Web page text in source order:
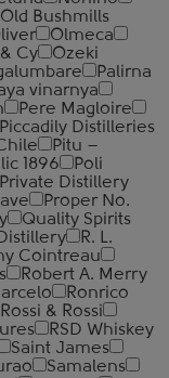
Old Bushmills
Olmeca
Cy
Ozeki
Palirna
vinarnya
Pere Magloire
Piccadily Distilleries
Pitu –
1896
Poli
Private Distillery
Proper No.
Quality Spirits
R. L.
Cointreau
Robert A. Merry
Ronrico
Rossi & Rossi
RSD Whiskey
Saint James
Samalens